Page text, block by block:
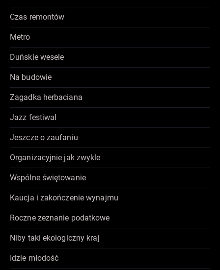
Czas remontów
Metro
Duńskie wesele
Na budowie
Zagadka herbaciana
Jazz festiwal
Jeszcze o zaufaniu
Organizacyjnie jak zwykle
Wspólne świętowanie
Kaucja i zakończenie wynajmu
Roczne zeznanie podatkowe
Niby taki ekologiczny kraj
Idzie młodość